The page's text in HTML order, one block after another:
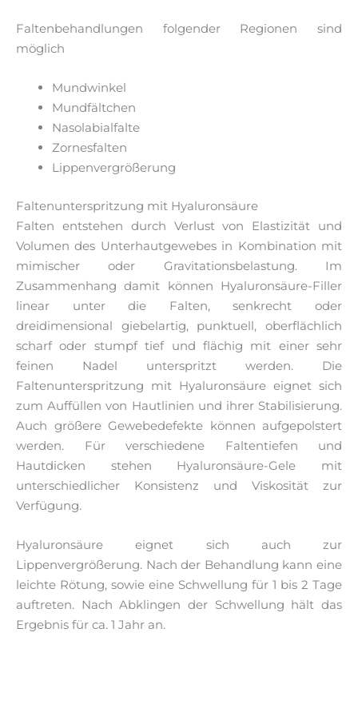
Faltenbehandlungen folgender Regionen sind
möglich
Mundwinkel
Mundfältchen
Nasolabialfalte
Zornesfalten
Lippenvergrößerung
Faltenunterspritzung mit Hyaluronsäure
Falten entstehen durch Verlust von Elastizität und
Volumen des Unterhautgewebes in Kombination mit
mimischer oder Gravitationsbelastung. Im
Zusammenhang damit können Hyaluronsäure-Filler
linear unter die Falten, senkrecht oder
dreidimensional giebelartig, punktuell, oberflächlich
scharf oder stumpf tief und flächig mit einer sehr
feinen Nadel unterspritzt werden. Die
Faltenunterspritzung mit Hyaluronsäure eignet sich
zum Auffüllen von Hautlinien und ihrer Stabilisierung.
Auch größere Gewebedefekte können aufgepolstert
werden. Für verschiedene Faltentiefen und
Hautdicken stehen Hyaluronsäure-Gele mit
unterschiedlicher Konsistenz und Viskosität zur
Verfügung.
Hyaluronsäure eignet sich auch zur
Lippenvergrößerung. Nach der Behandlung kann eine
leichte Rötung, sowie eine Schwellung für 1 bis 2 Tage
auftreten. Nach Abklingen der Schwellung hält das
Ergebnis für ca. 1 Jahr an.